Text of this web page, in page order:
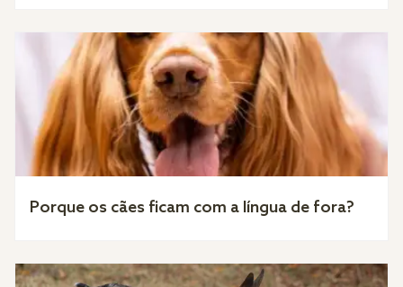
Porque os cães ficam com a língua de fora?